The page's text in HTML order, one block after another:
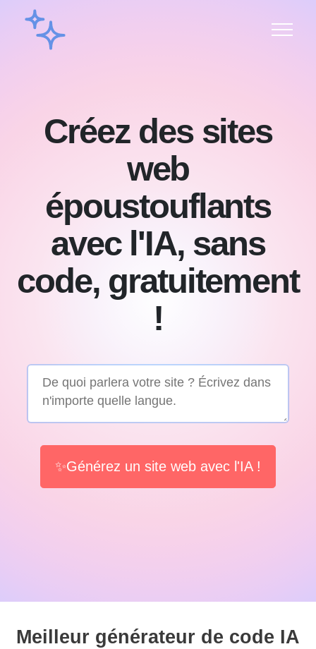
Créez des sites
web
époustouflants
avec l'IA, sans
code, gratuitement
!
✨Générez un site web avec l'IA !
Meilleur générateur de code IA